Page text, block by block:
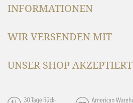
INFORMATIONEN
WIR VERSENDEN MIT
UNSER SHOP AKZEPTIERT